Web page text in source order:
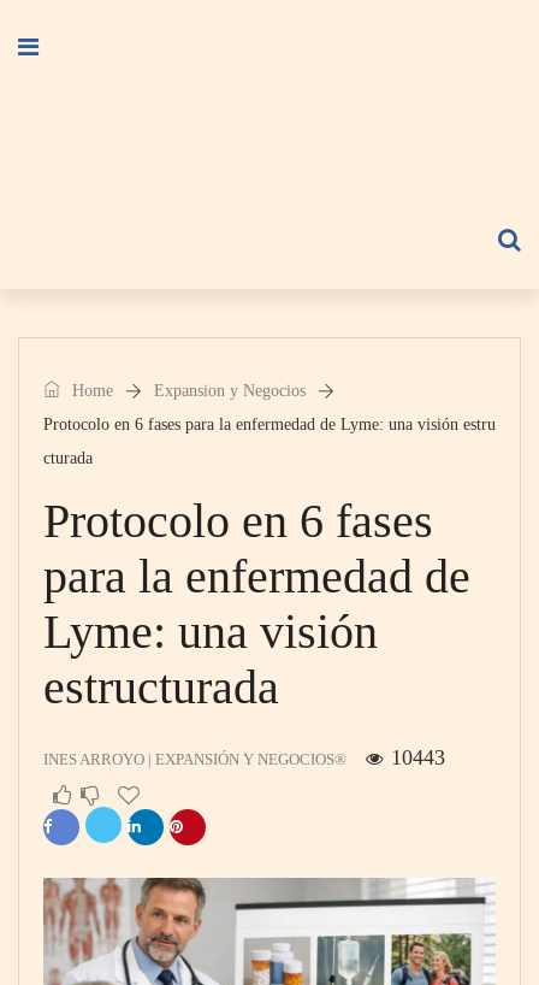
Home
Expansion y Negocios
Protocolo en 6 fases para la enfermedad de Lyme: una visión estru
cturada
Protocolo en 6 fases
para la enfermedad de
Lyme: una visión
estructurada
INES ARROYO | EXPANSIÓN Y NEGOCIOS® 10443